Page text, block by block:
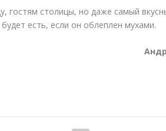
гостям столицы, но даже самый
есть, если он облеплен мухами.